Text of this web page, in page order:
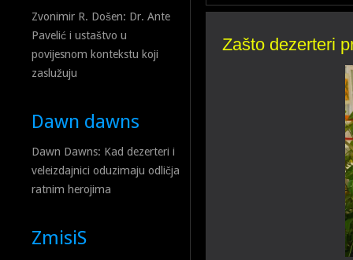
Zvonimir R. Došen: Dr. Ante
Pavelić i ustaštvo u
povijesnom kontekstu koji
zaslužuju
Dawn dawns
Dawn Dawns: Kad dezerteri i
veleizdajnici oduzimaju odličja
ratnim herojima
ZmisiS
Zašto dezerteri